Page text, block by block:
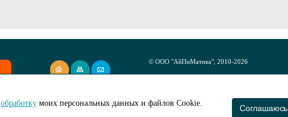
© ООО "АйПиМатика", 2010-2026
обработкумоих персональных данных и файлов Cookie.
Соглашаюсь